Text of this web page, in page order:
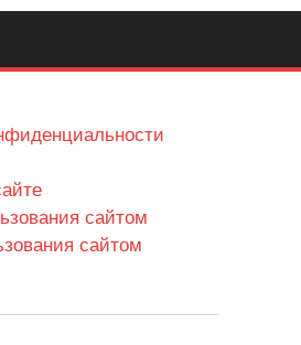
сайтом
сайтом